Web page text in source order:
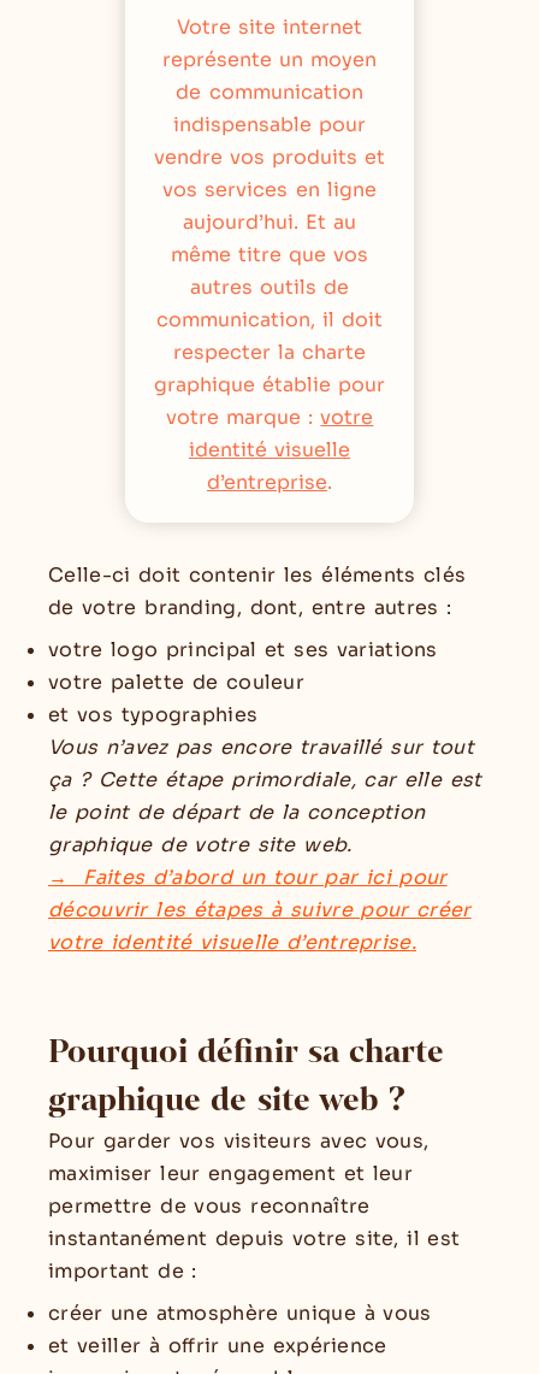
Votre site internet
représente un moyen
de communication
indispensable pour
vendre vos produits et
vos services en ligne
aujourd’hui. Et au
même titre que vos
autres outils de
communication, il doit
respecter la charte
graphique établie pour
votre marque :votre
identité visuelle
d’entreprise.
Celle-ci doit contenir les éléments clés
de votre branding, dont, entre autres :
votre logo principal et ses variations
votre palette de couleur
et vos typographies
Vous n’avez pas encore travaillé sur tout
ça ? Cette étape primordiale, car elle est
le point de départ de la conception
graphique de votre site web.
→ Faites d’abord un tour par ici pour
découvrir les étapes à suivre pour créer
votre identité visuelle d’entreprise.
Pourquoi définir sa charte
graphique de site web ?
Pour garder vos visiteurs avec vous,
maximiser leur engagement et leur
permettre de vous reconnaître
instantanément depuis votre site, il est
important de :
créer une atmosphère unique à vous
et veiller à offrir une expérience